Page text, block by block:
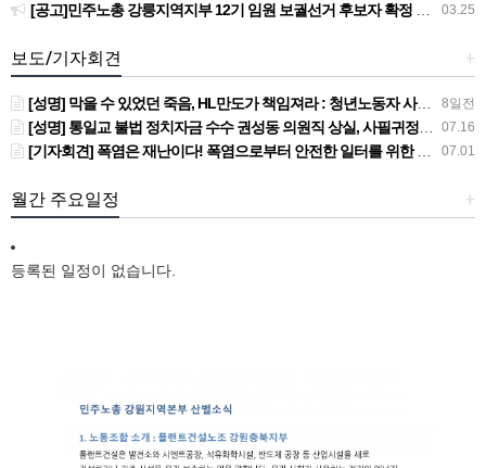
03.25
[공고]민주노총 강릉지역지부 12기 임원 보궐선거 후보자 확정 공고
+
보도/기자회견
8일전
[성명] 막을 수 있었던 죽음, HL만도가 책임져라 : 청년노동자 사망사고의 철저한 진상규명과 재발방지 대책 마련하라
07.16
[성명] 통일교 불법 정치자금 수수 권성동 의원직 상실, 사필귀정이다
07.01
[기자회견] 폭염은 재난이다! 폭염으로부터 안전한 일터를 위한 민주노총 강원지역본부 폭염감시단 선포 기자회견
+
월간 주요일정
등록된 일정이 없습니다.